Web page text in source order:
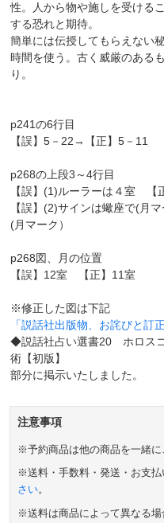
性。人から物や施しを受ける
する恐れと期待。
簡単には伝授してもらえない
時間を使う。古く威厳のある
り。
p241の6行目
【誤】5－22→【正】5－11
p268の上段3～4行目
【誤】(1)ルーラーは４室 【
【誤】(2)サインは蠍座で(月
(月マーク）
p268図、月の位置
【誤】12室 【正】11室
※修正した図は下記
「説話社出版物、お詫びと訂正
◆説話社占い選書20 ホロス
術【初版】
部分に掲示いたしました。
注意事項
※予約商品は他の商品を一緒に
※送料・手数料・発送・お支払
さい。
※送料は商品によって異なる